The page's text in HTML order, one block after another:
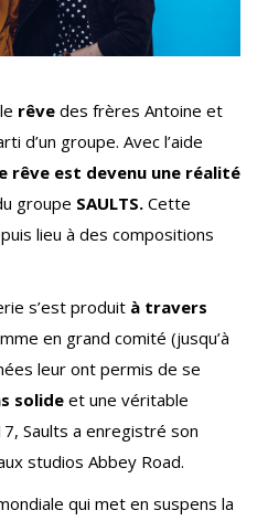
rêve des frères Antoine et
d’un groupe. Avec l’aide
rêve est devenu une réalité
groupe SAULTS. Cette
lieu à des compositions
s’est produit à travers
en grand comité (jusqu’à
leur ont permis de se
solideet une véritable
Saults a enregistré son
studios Abbey Road.
qui met en suspens la